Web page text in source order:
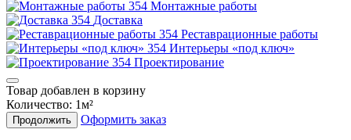
Монтажные работы
Доставка
Реставрационные работы
Интерьеры «под ключ»
Проектирование
Товар добавлен в корзину
Количество: 1м²
Продолжить Оформить заказ